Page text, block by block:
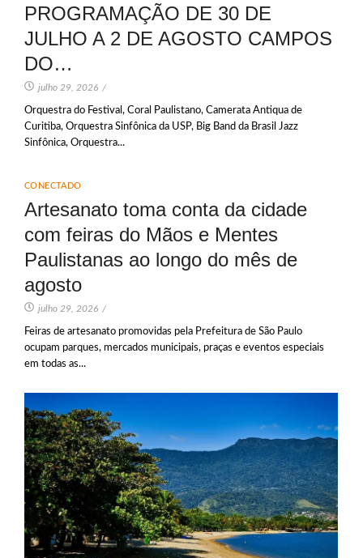
PROGRAMAÇÃO DE 30 DE
JULHO A 2 DE AGOSTO CAMPOS
DO…
julho 29, 2026 /
Orquestra do Festival, Coral Paulistano, Camerata Antiqua de
Curitiba, Orquestra Sinfônica da USP, Big Band da Brasil Jazz
Sinfônica, Orquestra...
CONECTADO
Artesanato toma conta da cidade
com feiras do Mãos e Mentes
Paulistanas ao longo do mês de
agosto
julho 29, 2026 /
Feiras de artesanato promovidas pela Prefeitura de São Paulo
ocupam parques, mercados municipais, praças e eventos especiais
em todas as...